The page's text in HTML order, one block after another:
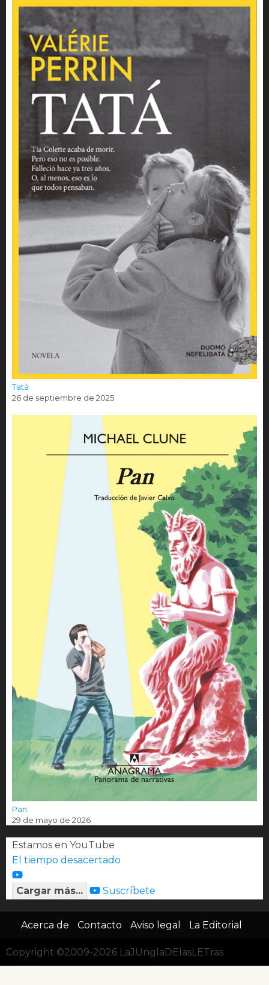
Tatá
26 de septiembre de 2025
Pan
29 de mayo de 2026
Estamos en YouTube
El tiempo desacertado
Cargar más... Suscríbete
Acerca de Contacto Aviso legal La Editorial
Copyright ©2009-2026 LaJUnglaDElasLETras